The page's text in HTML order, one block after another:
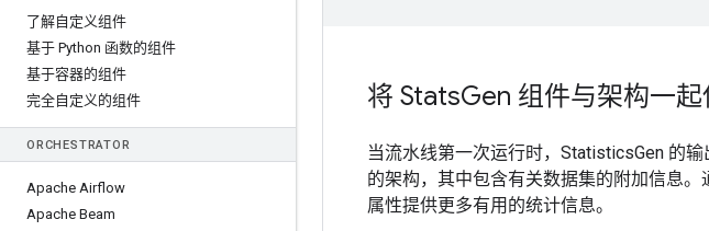
了解自定义组件
基于 Python 函数的组件
基于容器的组件
完全自定义的组件
ORCHESTRATOR
Apache Airflow
Apache Beam
将 StatsGen 组件与架构一起
当流水线第一次运行时，StatisticsGen 的
的架构，其中包含有关数据集的附加信息
属性提供更多有用的统计信息。